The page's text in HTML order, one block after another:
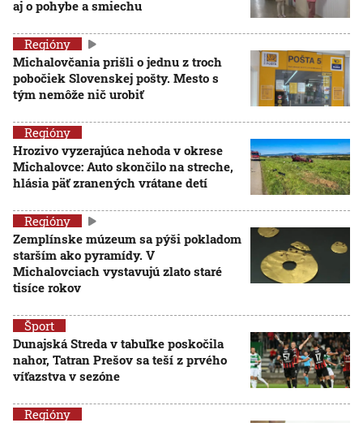
aj o pohybe a smiechu
Regióny
Michalovčania prišli o jednu z troch
pobočiek Slovenskej pošty. Mesto s
tým nemôže nič urobiť
Regióny
Hrozivo vyzerajúca nehoda v okrese
Michalovce: Auto skončilo na streche,
hlásia päť zranených vrátane detí
Regióny
Zemplínske múzeum sa pýši pokladom
starším ako pyramídy. V
Michalovciach vystavujú zlato staré
tisíce rokov
Šport
Dunajská Streda v tabuľke poskočila
nahor, Tatran Prešov sa teší z prvého
víťazstva v sezóne
Regióny